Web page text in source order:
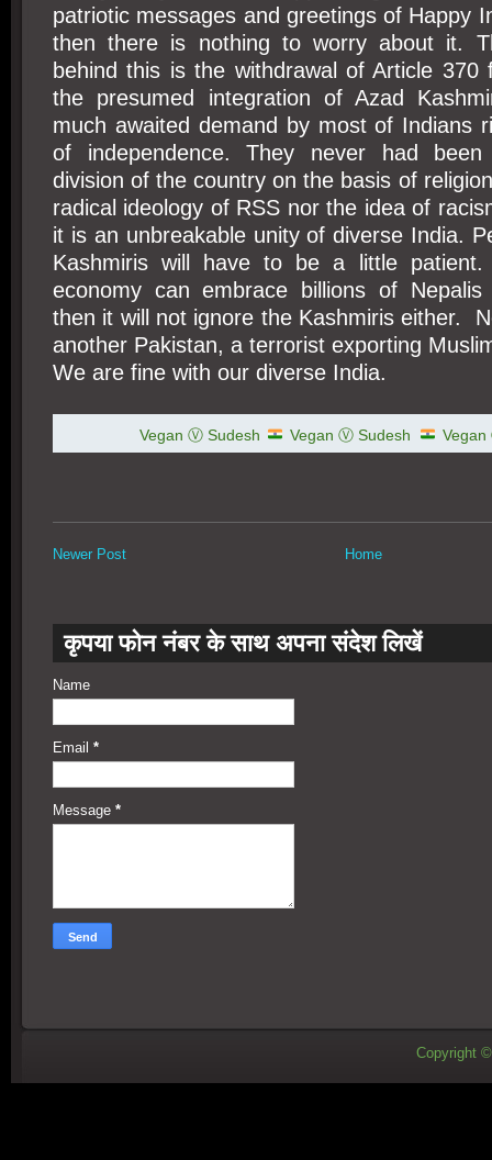
patriotic messages and greetings of Happy
then there is nothing to worry about it.
behind this is the withdrawal of Article 370
the presumed integration of Azad
much awaited demand by most of Indians
of independence. They never had
division of the country on the basis of
radical ideology of RSS nor the idea of
it is an unbreakable unity of diverse India.
Kashmiris will have to be a little
economy can embrace billions of Nepalis
then it will not ignore the Kashmiris either.
another Pakistan, a terrorist exporting
We are fine with our diverse India.
Vegan Ⓥ Sudesh Vegan Ⓥ Sudesh
Newer Post Home
कृपया फोन नंबर के साथ अपना संदेश लिखें
Name
Email *
Message *
Copyright